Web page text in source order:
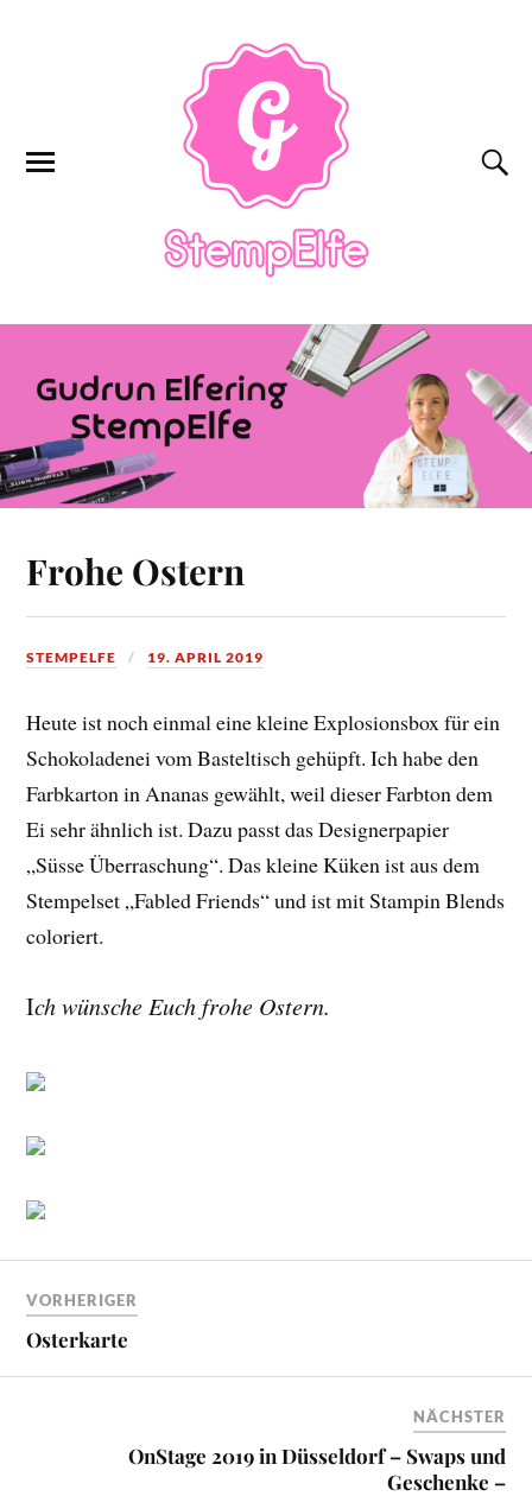
Frohe Ostern
STEMPELFE 19. APRIL 2019
Heute ist noch einmal eine kleine Explosionsbox für ein
Schokoladenei vom Basteltisch gehüpft. Ich habe den
Farbkarton in Ananas gewählt, weil dieser Farbton dem
Ei sehr ähnlich ist. Dazu passt das Designerpapier
„Süsse Überraschung“. Das kleine Küken ist aus dem
Stempelset „Fabled Friends“ und ist mit Stampin Blends
coloriert.
Ich wünsche Euch frohe Ostern.
VORHERIGER
Osterkarte
NÄCHSTER
OnStage 2019 in Düsseldorf – Swaps und
Geschenke –